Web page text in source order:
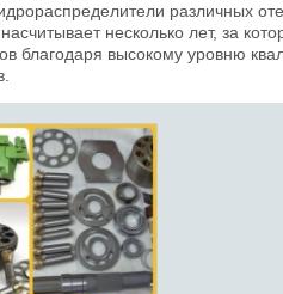
различных
несколько лет, за
благодаря высокому уровню